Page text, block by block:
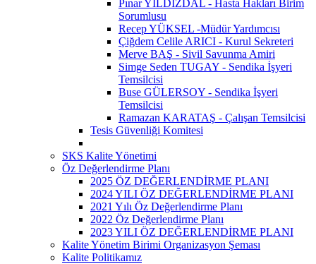
Pınar YILDIZDAL - Hasta Hakları Birim
Sorumlusu
Recep YÜKSEL -Müdür Yardımcısı
Çiğdem Celile ARICI - Kurul Sekreteri
Merve BAŞ - Sivil Savunma Amiri
Simge Seden TUGAY - Sendika İşyeri
Temsilcisi
Buse GÜLERSOY - Sendika İşyeri
Temsilcisi
Ramazan KARATAŞ - Çalışan Temsilcisi
Tesis Güvenliği Komitesi
SKS Kalite Yönetimi
Öz Değerlendirme Planı
2025 ÖZ DEĞERLENDİRME PLANI
2024 YILI ÖZ DEĞERLENDİRME PLANI
2021 Yılı Öz Değerlendirme Planı
2022 Öz Değerlendirme Planı
2023 YILI ÖZ DEĞERLENDİRME PLANI
Kalite Yönetim Birimi Organizasyon Şeması
Kalite Politikamız